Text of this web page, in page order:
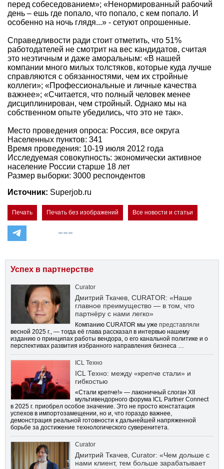
перед собеседованием»; «Ненормированный рабочий
день – ешь где попало, что попало, с кем попало. И
особенно на ночь глядя...» - сетуют опрошенные.
Справедливости ради стоит отметить, что 51%
работодателей не смотрит на вес кандидатов, считая
это неэтичным и даже аморальным: «В нашей
компании много милых толстяков, которые куда лучше
справляются с обязанностями, чем их стройные
коллеги»; «Профессиональные и личные качества
важнее»; «Считается, что полный человек менее
дисциплинирован, чем стройный. Однако мы на
собственном опыте убедились, что это не так».
Место проведения опроса: Россия, все округа
Населенных пунктов: 341
Время проведения: 10-19 июля 2012 года
Исследуемая совокупность: экономически активное
население России старше 18 лет
Размер выборки: 3000 респондентов
Источник: Superjob.ru
Печать Печать без изображений Все новости и статьи
Успех в партнерстве
Curator
Дмитрий Ткачев, CURATOR: «Наше
главное преимущество — в том, что
партнёру с нами легко»
Компанию CURATOR мы уже представляли
весной 2025 г., — тогда её глава рассказал в интервью нашему
изданию о принципах работы вендора, о его канальной политике и о
перспективах развития избранного направления бизнеса …
ICL Техно
ICL Техно: между «крепче стали» и
гибкостью
«Стали крепче!» — лаконичный слоган XII
мультивендорного форума ICL Partner Connect
в 2025 г. приобрел особое значение. Это не просто констатация
успехов в импортозамещении, но и, что гораздо важнее,
демонстрация реальной готовности к дальнейшей напряженной
борьбе за достижение технологического суверенитета.
Curator
Дмитрий Ткачев, Curator: «Чем дольше с
нами клиент, тем больше зарабатывает